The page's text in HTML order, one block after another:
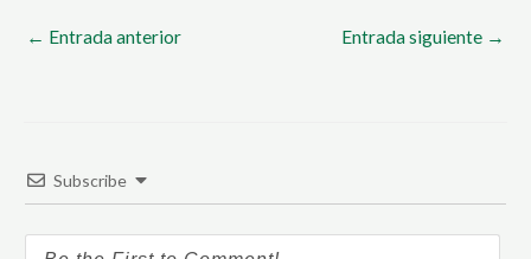
← Entrada anterior Entrada siguiente →
Subscribe